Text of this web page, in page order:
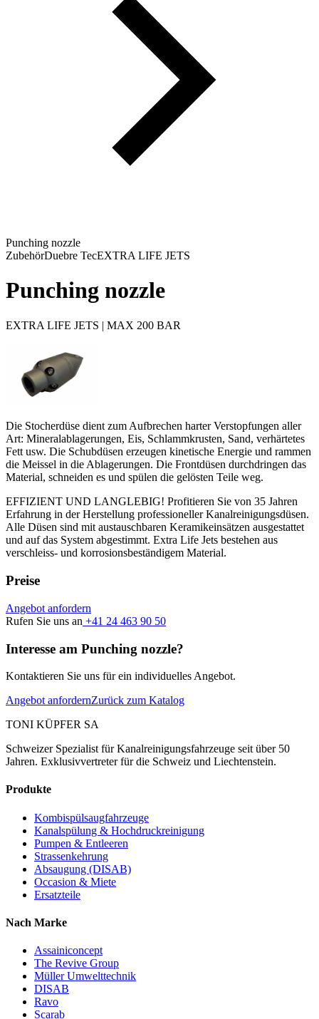
Punching nozzle
ZubehörDuebre TecEXTRA LIFE JETS
Punching nozzle
EXTRA LIFE JETS | MAX 200 BAR
Die Stocherdüse dient zum Aufbrechen harter Verstopfungen aller
Art: Mineralablagerungen, Eis, Schlammkrusten, Sand, verhärtetes
Fett usw. Die Schubdüsen erzeugen kinetische Energie und rammen
die Meissel in die Ablagerungen. Die Frontdüsen durchdringen das
Material, schneiden es und spülen die gelösten Teile weg.
EFFIZIENT UND LANGLEBIG! Profitieren Sie von 35 Jahren
Erfahrung in der Herstellung professioneller Kanalreinigungsdüsen.
Alle Düsen sind mit austauschbaren Keramikeinsätzen ausgestattet
und auf das System abgestimmt. Extra Life Jets bestehen aus
verschleiss- und korrosionsbeständigem Material.
Preise
Angebot anfordern
Rufen Sie uns an +41 24 463 90 50
Interesse am Punching nozzle?
Kontaktieren Sie uns für ein individuelles Angebot.
Angebot anfordernZurück zum Katalog
TONI KÜPFER SA
Schweizer Spezialist für Kanalreinigungsfahrzeuge seit über 50
Jahren. Exklusivvertreter für die Schweiz und Liechtenstein.
Produkte
Kombispülsaugfahrzeuge
Kanalspülung & Hochdruckreinigung
Pumpen & Entleeren
Strassenkehrung
Absaugung (DISAB)
Occasion & Miete
Ersatzteile
Nach Marke
Assainiconcept
The Revive Group
Müller Umwelttechnik
DISAB
Ravo
Scarab